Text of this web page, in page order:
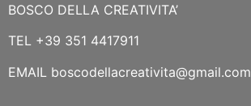
BOSCO DELLA CREATIVITA’
TEL +39 351 4417911
EMAIL boscodellacreativita@gmail.com